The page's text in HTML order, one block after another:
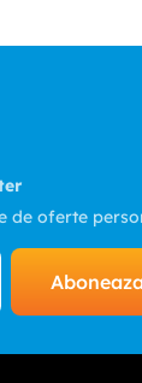
de oferte